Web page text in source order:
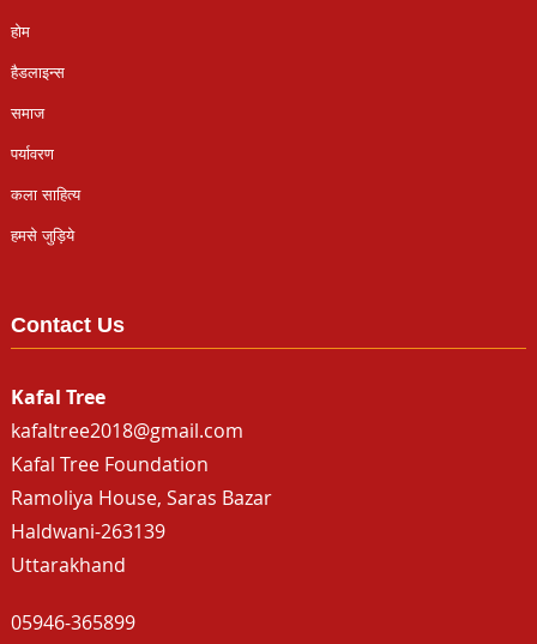
होम
हैडलाइन्स
समाज
पर्यावरण
कला साहित्य
हमसे जुड़िये
Contact Us
Kafal Tree
kafaltree2018@gmail.com
Kafal Tree Foundation
Ramoliya House, Saras Bazar
Haldwani-263139
Uttarakhand
05946-365899